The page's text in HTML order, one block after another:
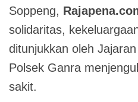
Soppeng,
solidaritas,
ditunjukkan oleh
Polsek Ganra
sakit.